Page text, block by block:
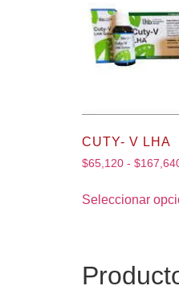
CUTY- V LHA
$65,120 - $
Seleccionar